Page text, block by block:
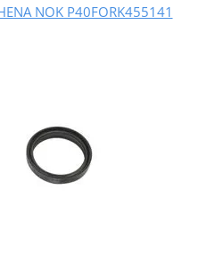
NOK P40FORK455141